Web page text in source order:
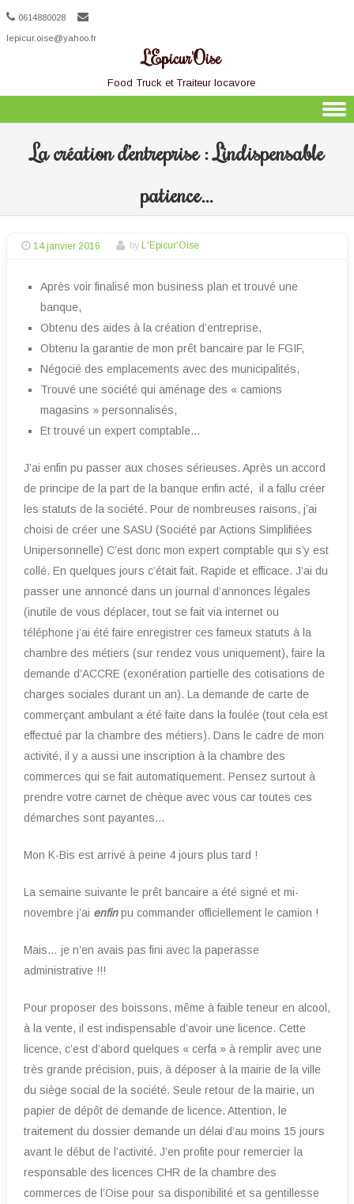
0614880028
lepicur.oise@yahoo.fr
L'Epicur'Oise
Food Truck et Traiteur locavore
La création d’entreprise : L’indispensable
patience…
14 janvier 2016 by L'Epicur'Oise
Après voir finalisé mon business plan et trouvé une
banque,
Obtenu des aides à la création d’entreprise,
Obtenu la garantie de mon prêt bancaire par le FGIF,
Négocié des emplacements avec des municipalités,
Trouvé une société qui aménage des « camions
magasins » personnalisés,
Et trouvé un expert comptable…
J’ai enfin pu passer aux choses sérieuses. Après un accord
de principe de la part de la banque enfin acté, il a fallu créer
les statuts de la société. Pour de nombreuses raisons, j’ai
choisi de créer une SASU (Société par Actions Simplifiées
Unipersonnelle) C’est donc mon expert comptable qui s’y est
collé. En quelques jours c’était fait. Rapide et efficace. J’ai du
passer une annoncé dans un journal d’annonces légales
(inutile de vous déplacer, tout se fait via internet ou
téléphone j’ai été faire enregistrer ces fameux statuts à la
chambre des métiers (sur rendez vous uniquement), faire la
demande d’ACCRE (exonération partielle des cotisations de
charges sociales durant un an). La demande de carte de
commerçant ambulant a été faite dans la foulée (tout cela est
effectué par la chambre des métiers). Dans le cadre de mon
activité, il y a aussi une inscription à la chambre des
commerces qui se fait automatiquement. Pensez surtout à
prendre votre carnet de chèque avec vous car toutes ces
démarches sont payantes…
Mon K-Bis est arrivé à peine 4 jours plus tard !
La semaine suivante le prêt bancaire a été signé et mi-
novembre j’ai enfinpu commander officiellement le camion !
Mais… je n’en avais pas fini avec la paperasse
administrative !!!
Pour proposer des boissons, même à faible teneur en alcool,
à la vente, il est indispensable d’avoir une licence. Cette
licence, c’est d’abord quelques « cerfa » à remplir avec une
très grande précision, puis, à déposer à la mairie de la ville
du siège social de la société. Seule retour de la mairie, un
papier de dépôt de demande de licence. Attention, le
traitement du dossier demande un délai d’au moins 15 jours
avant le début de l’activité. J’en profite pour remercier la
responsable des licences CHR de la chambre des
commerces de l’Oise pour sa disponibilité et sa gentillesse